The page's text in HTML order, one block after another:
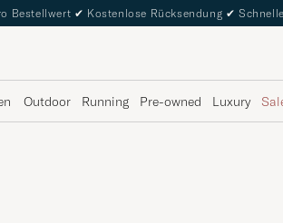
Bestellwert ✔ Kostenlose Rücksendung ✔
Outdoor Running Pre-owned Luxury